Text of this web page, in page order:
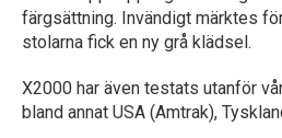
färgsättning. Invändigt märktes
stolarna fick en ny grå klädsel.
X2000 har även testats utanför
bland annat USA (Amtrak),